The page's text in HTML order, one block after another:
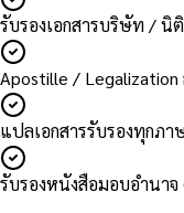
รับรองเอกสารบริษัท / นิ
Apostille / Legalization
แปลเอกสารรับรองทุกภา
รับรองหนังสือมอบอำนา